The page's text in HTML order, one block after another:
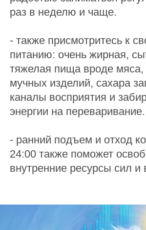
раз в неделю и чаще.
- также присмотритесь к
питанию: очень жирная,
тяжелая пища вроде мяса,
мучных изделий, сахара
каналы восприятия и
энергии на переваривание.
- ранний подъем и отход
24:00 также поможет
внутренние ресурсы сил и